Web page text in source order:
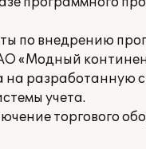
по внедрению
«Модный
на разработанную
учета.
торгового